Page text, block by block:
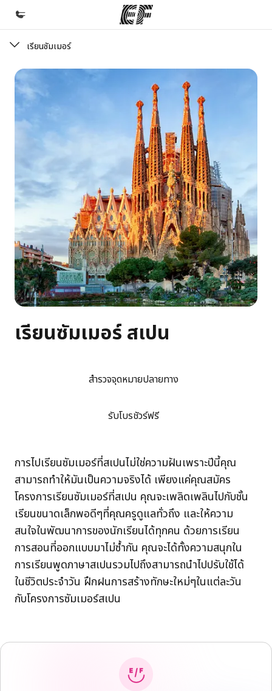
ยินดีต้อนรับสู่ EF
โปรแกรม
ดูโปรแกรมทั้งหมด
ค้นหาสำนักงานที่ใกล้กับคุณ
เกี่ยวกับเรา
ประวัติองค์กร
อาชีพ
ร่วมงานกับเรา
เรียนซัมเมอร์
เรียนซัมเมอร์ สเปน
การไปเรียนซัมเมอร์ที่สเปนไม่ใช่ความฝันเพราะปีนี้คุณ
สามารถทำให้มันเป็นความจริงได้ เพียงแค่คุณสมัคร
โครงการเรียนซัมเมอร์ที่สเปน คุณจะเพลิดเพลินไปกับชั้น
เรียนขนาดเล็กพอดีๆที่คุณครูดูแลทั่วถึง และให้ความ
สนใจในพัฒนาการของนักเรียนได้ทุกคน ด้วยการเรียน
การสอนที่ออกแบบมาไม่ซ้ำกัน คุณจะได้ทั้งความสนุกใน
การเรียนพูดภาษาสเปนรวมไปถึงสามารถนำไปปรับใช้ได้
ในชีวิตประจำวัน ฝึกฝนการสร้างทักษะใหม่ๆในแต่ละวัน
กับโครงการซัมเมอร์สเปน
สำรวจจุดหมายปลายทาง
รับโบรชัวร์ฟรี